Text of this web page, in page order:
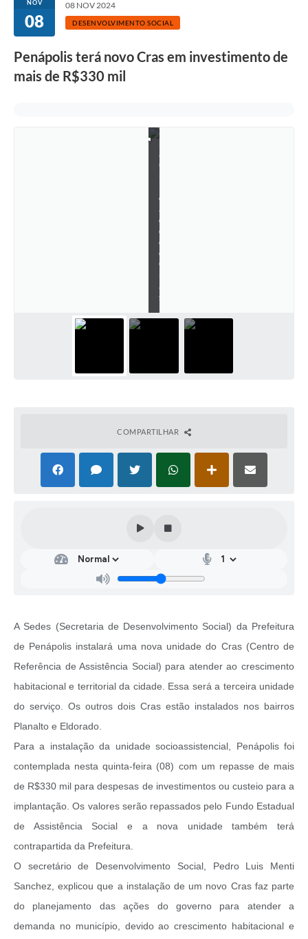
NOV
08
08 NOV 2024
DESENVOLVIMENTO SOCIAL
Penápolis terá novo Cras em investimento de
mais de R$330 mil
ç
ã
d
a
i
a
u
d
a
d
e
d
o
C
a
s
COMPARTILHAR
A Sedes (Secretaria de Desenvolvimento Social) da Prefeitura
de Penápolis instalará uma nova unidade do Cras (Centro de
Referência de Assistência Social) para atender ao crescimento
habitacional e territorial da cidade. Essa será a terceira unidade
do serviço. Os outros dois Cras estão instalados nos bairros
Planalto e Eldorado.
Para a instalação da unidade socioassistencial, Penápolis foi
contemplada nesta quinta-feira (08) com um repasse de mais
de R$330 mil para despesas de investimentos ou custeio para a
implantação. Os valores serão repassados pelo Fundo Estadual
de Assistência Social e a nova unidade também terá
contrapartida da Prefeitura.
O secretário de Desenvolvimento Social, Pedro Luis Menti
Sanchez, explicou que a instalação de um novo Cras faz parte
do planejamento das ações do governo para atender a
demanda no município, devido ao crescimento habitacional e